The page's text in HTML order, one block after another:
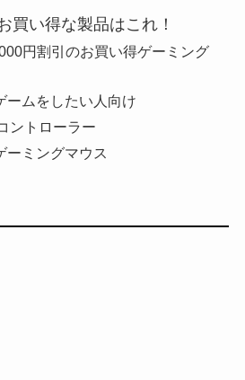
買い得な製品はこれ！
円割引のお買い得ゲーミング
ームをしたい人向け
ントローラー
ーミングマウス